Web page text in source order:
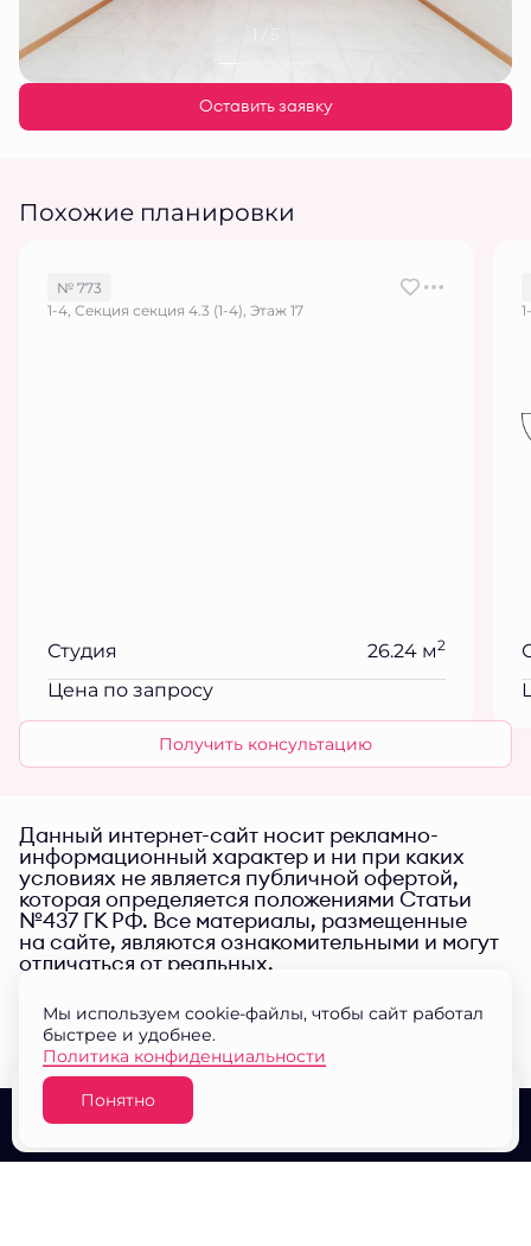
Оставить заявку
Похожие планировки
№ 773
1-4, Секция секция 4.3 (1-4), Этаж 17
Студия 26.24 м2
Цена по запросу
Получить консультацию
Данный интернет-сайт носит рекламно-
информационный характер и ни при каких
условиях не является публичной офертой,
которая определяется положениями Статьи
№437 ГК РФ. Все материалы, размещенные
на сайте, являются ознакомительными и могут
отличаться от реальных.
О проекте Выбор квартир
Мы используем cookie-файлы, чтобы сайт работал
быстрее и удобнее.
Политика конфиденциальности
Понятно